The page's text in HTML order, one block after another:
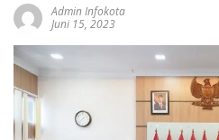
Admin Infokota
Juni 15, 2023